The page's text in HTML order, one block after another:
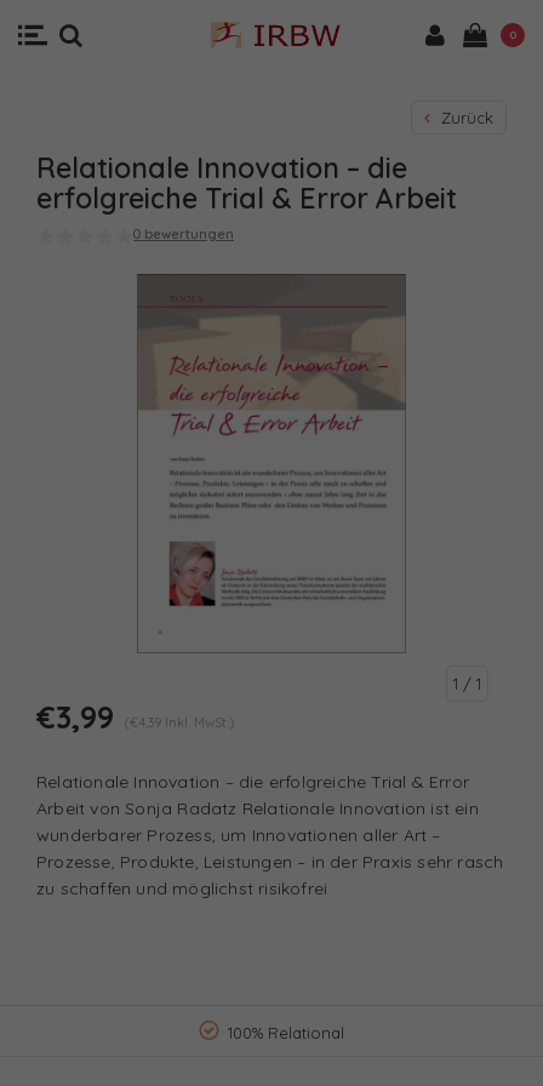
0
Zurück
Relationale Innovation – die
erfolgreiche Trial & Error Arbeit
0 bewertungen
1 / 1
€3,99 (€4,39 Inkl. MwSt.)
Relationale Innovation – die erfolgreiche Trial & Error
Arbeit von Sonja Radatz Relationale Innovation ist ein
wunderbarer Prozess, um Innovationen aller Art –
Prozesse, Produkte, Leistungen – in der Praxis sehr rasch
zu schaffen und möglichst risikofrei
100% Relational